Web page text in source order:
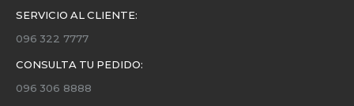
SERVICIO AL CLIENTE:
096 322 7777
CONSULTA TU PEDIDO:
096 306 8888